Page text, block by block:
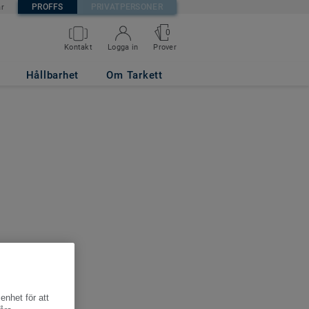
PROFFS PRIVATPERSONER
Kontakt Logga in
0
Prover
Hållbarhet Om Tarkett
för att